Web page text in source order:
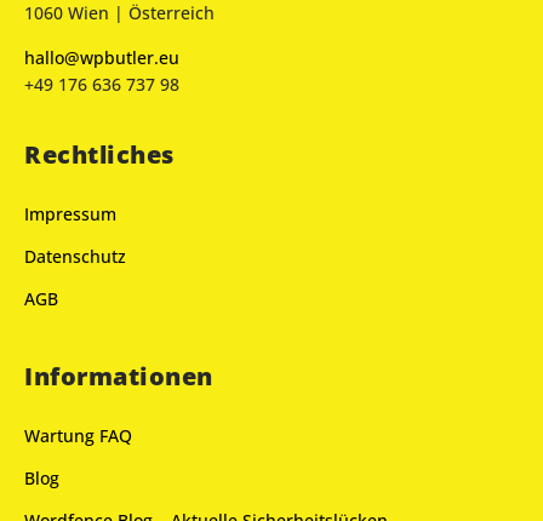
1060 Wien | Österreich
hallo@wpbutler.eu
+49 176 636 737 98
Rechtliches
Impressum
Datenschutz
AGB
Informationen
Wartung FAQ
Blog